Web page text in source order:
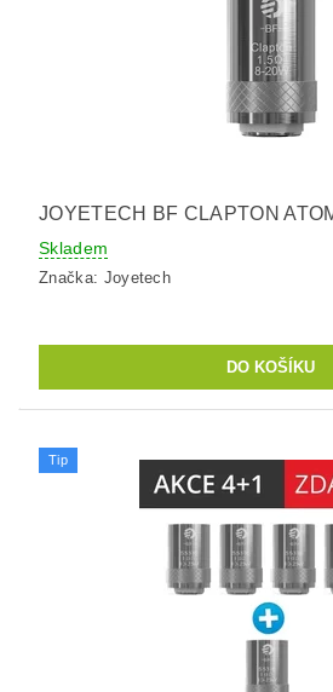
JOYETECH BF CLAPTON
Skladem
Značka: Joyetech
Tip